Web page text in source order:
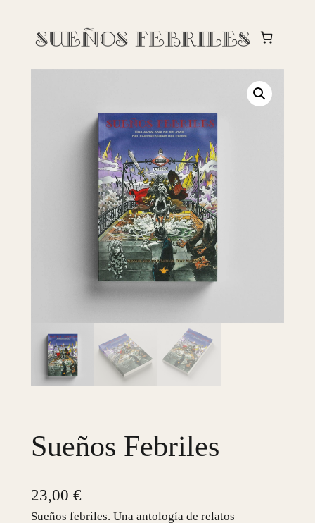
Sueños Febriles
23,00 €
Sueños febriles. Una antología de relatos